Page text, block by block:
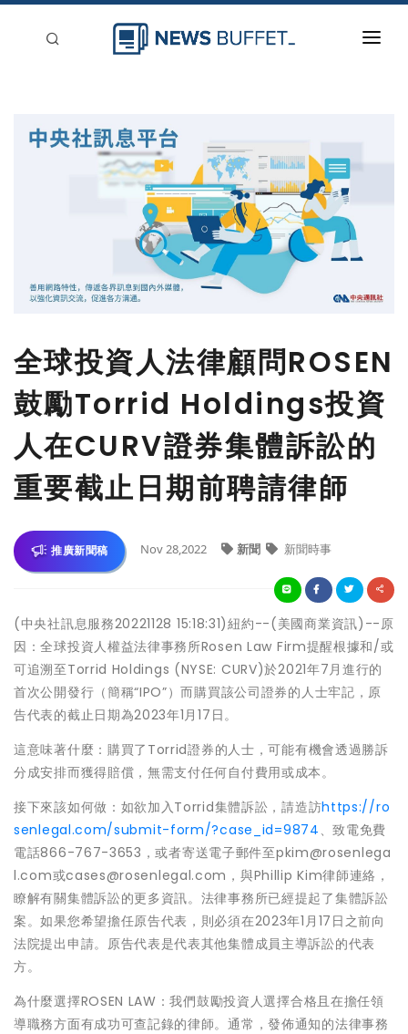
全球投資人法律顧問ROSEN
鼓勵Torrid Holdings投資
人在CURV證券集體訴訟的
重要截止日期前聘請律師
推廣新聞稿 Nov 28,2022 新聞 新聞時事
(中央社訊息服務20221128 15:18:31)紐約--(美國商業資訊)--原
因：全球投資人權益法律事務所Rosen Law Firm提醒根據和/或
可追溯至Torrid Holdings (NYSE: CURV)於2021年7月進行的
首次公開發行（簡稱“IPO”）而購買該公司證券的人士牢記，原
告代表的截止日期為2023年1月17日。
這意味著什麼：購買了Torrid證券的人士，可能有機會透過勝訴
分成安排而獲得賠償，無需支付任何自付費用或成本。
接下來該如何做：如欲加入Torrid集體訴訟，請造訪https://ro
senlegal.com/submit-form/?case_id=9874 、致電免費
電話866-767-3653，或者寄送電子郵件至pkim@rosenlega
l.com或cases@rosenlegal.com，與Phillip Kim律師連絡，
瞭解有關集體訴訟的更多資訊。法律事務所已經提起了集體訴訟
案。如果您希望擔任原告代表，則必須在2023年1月17日之前向
法院提出申請。原告代表是代表其他集體成員主導訴訟的代表
方。
為什麼選擇ROSEN LAW：我們鼓勵投資人選擇合格且在擔任領
導職務方面有成功可查記錄的律師。通常，發佈通知的法律事務